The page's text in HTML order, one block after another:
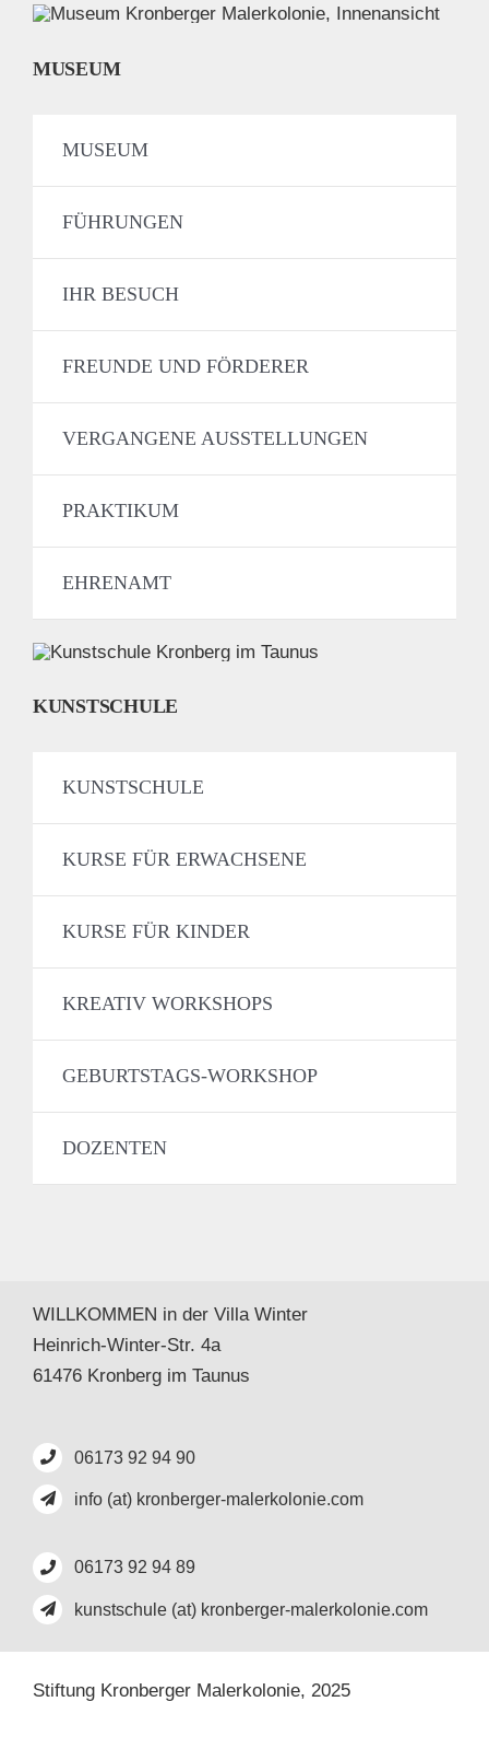
MUSEUM
MUSEUM
FÜHRUNGEN
IHR BESUCH
FREUNDE UND FÖRDERER
VERGANGENE AUSSTELLUNGEN
PRAKTIKUM
EHRENAMT
KUNSTSCHULE
KUNSTSCHULE
KURSE FÜR ERWACHSENE
KURSE FÜR KINDER
KREATIV WORKSHOPS
GEBURTSTAGS-WORKSHOP
DOZENTEN
WILLKOMMEN in der Villa Winter
Heinrich-Winter-Str. 4a
61476 Kronberg im Taunus
06173 92 94 90
info (at) kronberger-malerkolonie.com
06173 92 94 89
kunstschule (at) kronberger-malerkolonie.com
Stiftung Kronberger Malerkolonie, 2025